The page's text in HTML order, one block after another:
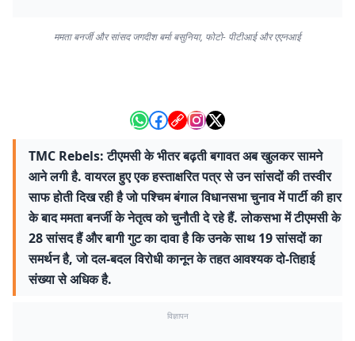
ममता बनर्जी और सांसद जगदीश बर्मा बसुनिया, फोटो- पीटीआई और एएनआई
TMC Rebels: टीएमसी के भीतर बढ़ती बगावत अब खुलकर सामने
आने लगी है. वायरल हुए एक हस्ताक्षरित पत्र से उन सांसदों की तस्वीर
साफ होती दिख रही है जो पश्चिम बंगाल विधानसभा चुनाव में पार्टी की हार
के बाद ममता बनर्जी के नेतृत्व को चुनौती दे रहे हैं. लोकसभा में टीएमसी के
28 सांसद हैं और बागी गुट का दावा है कि उनके साथ 19 सांसदों का
समर्थन है, जो दल-बदल विरोधी कानून के तहत आवश्यक दो-तिहाई
संख्या से अधिक है.
विज्ञापन